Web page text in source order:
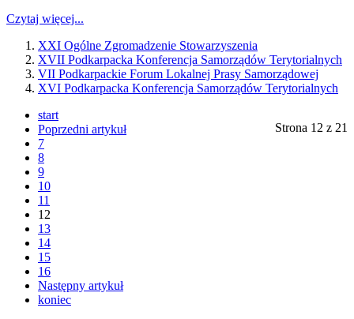
Czytaj więcej...
XXI Ogólne Zgromadzenie Stowarzyszenia
XVII Podkarpacka Konferencja Samorządów Terytorialnych
VII Podkarpackie Forum Lokalnej Prasy Samorządowej
XVI Podkarpacka Konferencja Samorządów Terytorialnych
Strona 12 z 21
start
Poprzedni artykuł
7
8
9
10
11
12
13
14
15
16
Następny artykuł
koniec